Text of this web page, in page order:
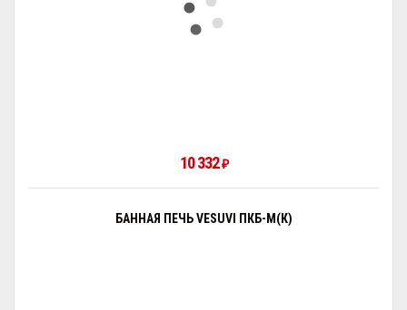
10 332₽
БАННАЯ ПЕЧЬ VESUVI ПКБ-М(К)